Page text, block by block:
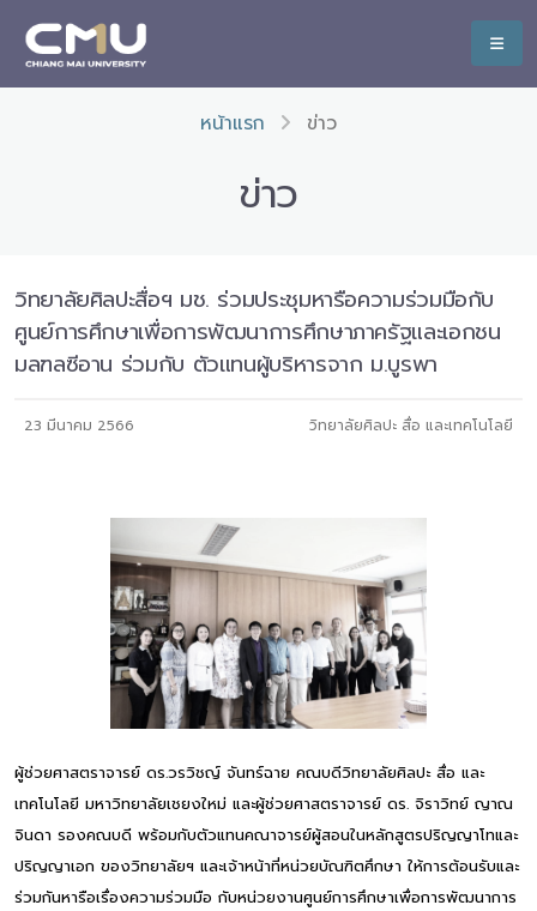
หน้าแรก ข่าว
ข่าว
วิทยาลัยศิลปะสื่อฯ มช. ร่วมประชุมหารือความร่วมมือกับ
ศูนย์การศึกษาเพื่อการพัฒนาการศึกษาภาครัฐและเอกชน
มลฑลซีอาน ร่วมกับ ตัวแทนผู้บริหารจาก ม.บูรพา
23 มีนาคม 2566 วิทยาลัยศิลปะ สื่อ และเทคโนโลยี
ผู้ช่วยศาสตราจารย์ ดร.วรวิชญ์ จันทร์ฉาย คณบดีวิทยาลัยศิลปะ สื่อ และ
เทคโนโลยี มหาวิทยาลัยเชยงใหม่ และผู้ช่วยศาสตราจารย์ ดร. จิราวิทย์ ญาณ
จินดา รองคณบดี พร้อมกับตัวแทนคณาจารย์ผู้สอนในหลักสูตรปริญญาโทและ
ปริญญาเอก ของวิทยาลัยฯ และเจ้าหน้าที่หน่วยบัณฑิตศึกษา ให้การต้อนรับและ
ร่วมกันหารือเรื่องความร่วมมือ กับหน่วยงานศูนย์การศึกษาเพื่อการพัฒนาการ